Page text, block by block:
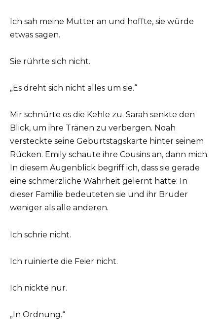
Ich sah meine Mutter an und hoffte, sie würde
etwas sagen.
Sie rührte sich nicht.
„Es dreht sich nicht alles um sie.“
Mir schnürte es die Kehle zu. Sarah senkte den
Blick, um ihre Tränen zu verbergen. Noah
versteckte seine Geburtstagskarte hinter seinem
Rücken. Emily schaute ihre Cousins an, dann mich.
In diesem Augenblick begriff ich, dass sie gerade
eine schmerzliche Wahrheit gelernt hatte: In
dieser Familie bedeuteten sie und ihr Bruder
weniger als alle anderen.
Ich schrie nicht.
Ich ruinierte die Feier nicht.
Ich nickte nur.
„In Ordnung.“